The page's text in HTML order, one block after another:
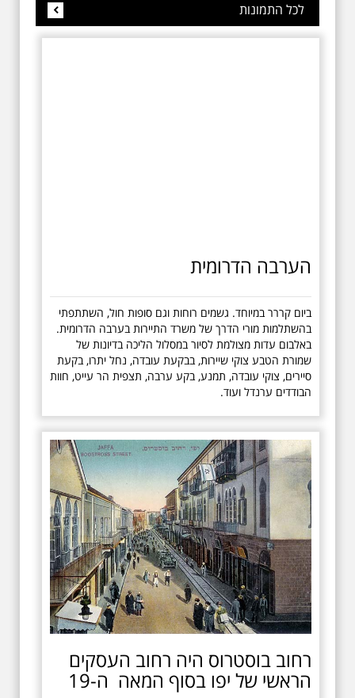
לכל התמונות
הערבה הדרומית
ביום קררר במיוחד. גשמים רוחות וגם סופות חול, השתתפתי
בהשתלמות מורי הדרך של משרד התיירות בערבה הדרומית.
באלבום עדות מצולמת לסיור במסלול הליכה בדיונות של
שמורת הטבע צוקי שיירות, בבקעת עובדה, נחל יתרו, בקעת
סיירים, צוקי עובדה, תמנע, בקע ערבה, תצפית הר עייט, חוות
הבודדים ערנדל ועוד.
רחוב בוסטרוס היה רחוב העסקים
הראשי של יפו בסוף המאה ה-19